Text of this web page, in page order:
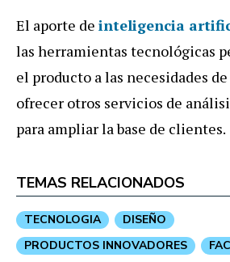
El aporte de inteligencia
las herramientas tecnológicas
el producto a las necesidades
ofrecer otros servicios de
para ampliar la base de clientes.
TEMAS RELACIONADOS
TECNOLOGIA
DISEÑO
PRODUCTOS INNOVADORES